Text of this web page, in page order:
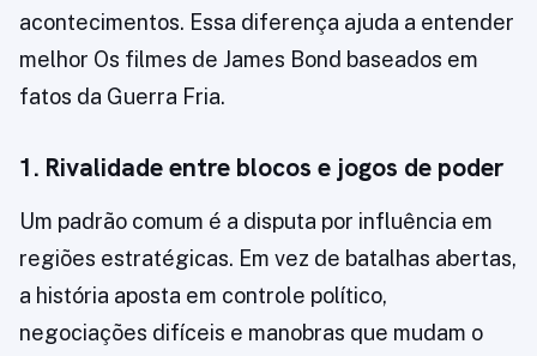
acontecimentos. Essa diferença ajuda a entender
melhor Os filmes de James Bond baseados em
fatos da Guerra Fria.
1. Rivalidade entre blocos e jogos de poder
Um padrão comum é a disputa por influência em
regiões estratégicas. Em vez de batalhas abertas,
a história aposta em controle político,
negociações difíceis e manobras que mudam o